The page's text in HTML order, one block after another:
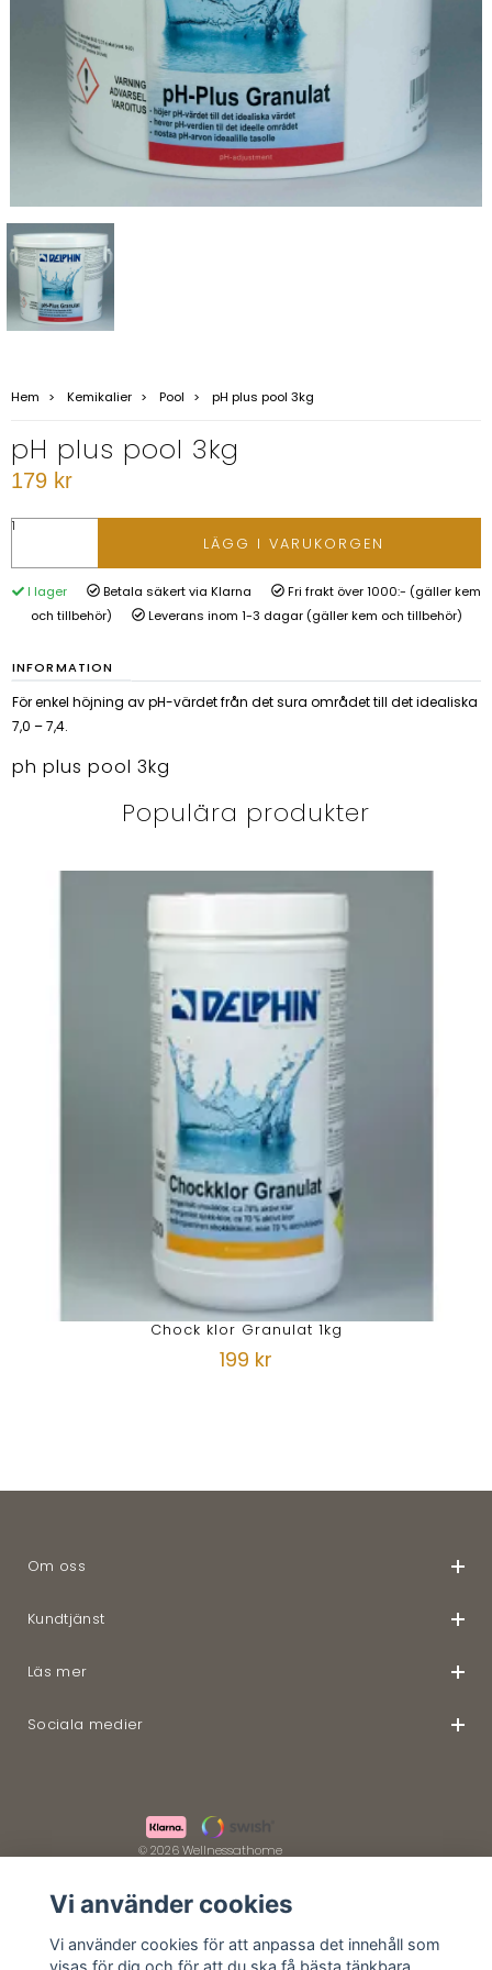
Hem Kemikalier Pool pH plus pool 3kg
pH plus pool 3kg
179 kr
LÄGG I VARUKORGEN
I lager Betala säkert via Klarna
Fri frakt över 1000:- (gäller kem
och tillbehör)
Leverans inom 1-3 dagar (gäller kem och tillbehör)
INFORMATION
För enkel höjning av pH-värdet från det sura området till det idealiska
7,0 – 7,4.
ph plus pool 3kg
Populära produkter
Chock klor Granulat 1kg
199 kr
Om oss
Kundtjänst
Läs mer
Sociala medier
© 2026 Wellnessathome
Vi använder cookies
Vi använder cookies för att anpassa det innehåll som
visas för dig och för att du ska få bästa tänkbara